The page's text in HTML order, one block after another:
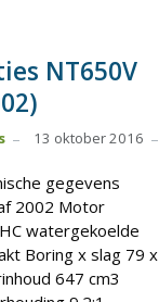
NT650V
13 oktober 2016
gegevens
2002 Motor
watergekoelde
Boring x slag 79 x
647 cm3